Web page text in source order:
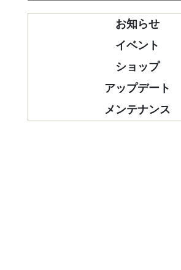
お知らせ
イベント
ショップ
アップデート
メンテナンス